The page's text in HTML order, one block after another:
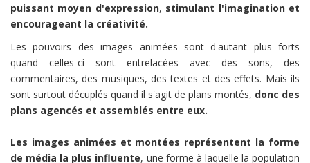
puissant moyen d'expression, stimulant l'imagination et
encourageant la créativité.
Les pouvoirs des images animées sont d'autant plus forts
quand celles-ci sont entrelacées avec des sons, des
commentaires, des musiques, des textes et des effets. Mais ils
sont surtout décuplés quand il s'agit de plans montés, donc des
plans agencés et assemblés entre eux.
Les images animées et montées représentent la forme
de média la plus influente, une forme à laquelle la population